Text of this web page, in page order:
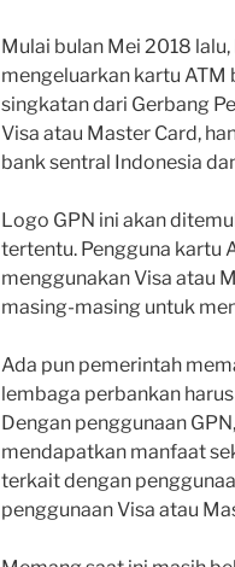
Mulai bulan Mei 2018
mengeluarkan kartu ATM
singkatan dari Gerbang
Visa atau Master Card,
bank sentral Indonesia
Logo GPN ini akan
tertentu. Pengguna kartu
menggunakan Visa atau
masing-masing untuk
Ada pun pemerintah
lembaga perbankan
Dengan penggunaan
mendapatkan manfaat
terkait dengan
penggunaan Visa atau